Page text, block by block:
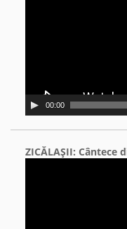
00:00
ZICĂLAŞII: Cântece